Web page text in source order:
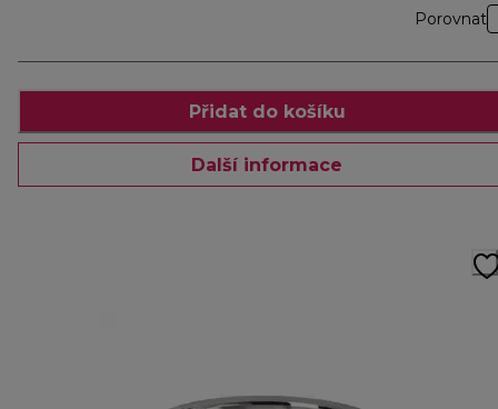
Porovnat
Přidat do košíku
Další informace